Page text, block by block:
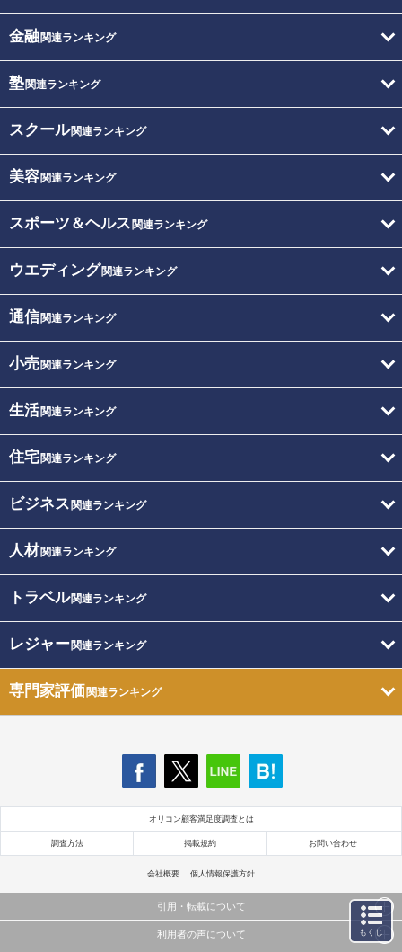
金融関連ランキング
塾関連ランキング
スクール関連ランキング
美容関連ランキング
スポーツ＆ヘルス 関連ランキング
ウエディング関連ランキング
通信関連ランキング
小売関連ランキング
生活関連ランキング
住宅関連ランキング
ビジネス 関連ランキング
人材関連ランキング
トラベル関連ランキング
レジャー関連ランキング
専門家評価関連ランキング
オリコン顧客満足度調査とは
調査方法 掲載規約 お問い合わせ
会社概要 個人情報保護方針
引用・転載について
当サイトで公開されている情報（文字、写真、イラスト、画像データ等）及びこれらの配置・
利用者の声について もくじ